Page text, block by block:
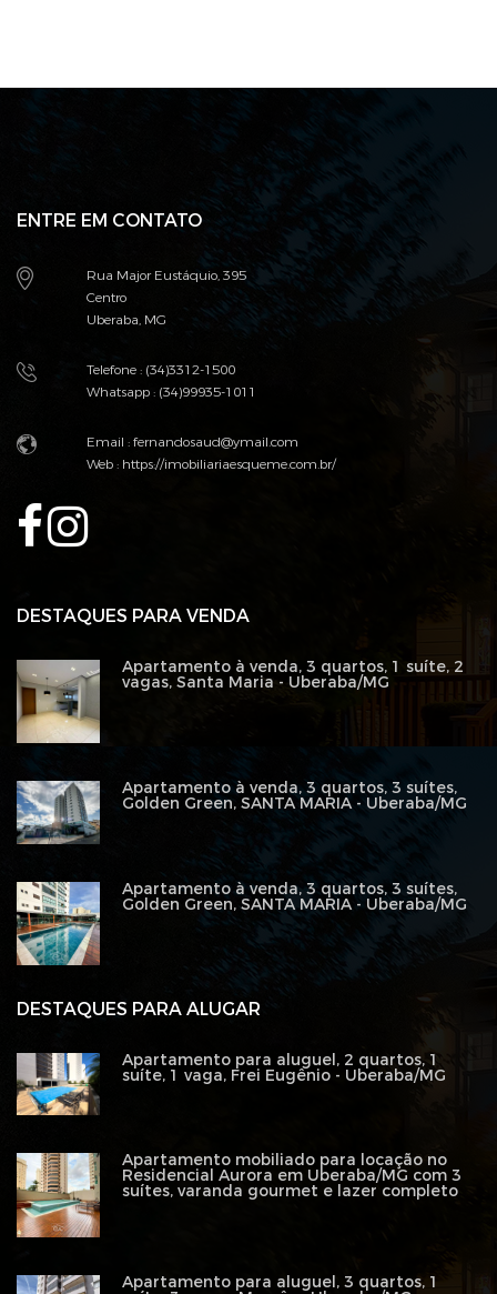
ENTRE EM CONTATO
Rua Major Eustáquio, 395
Centro
Uberaba, MG
Telefone : (34)3312-1500
Whatsapp : (34)99935-1011
Email : fernandosaud@ymail.com
Web :https://imobiliariaesqueme.com.br/
DESTAQUES PARA ALUGAR
Apartamento para aluguel, 2 quartos, 1
suíte, 1 vaga, Frei Eugênio - Uberaba/MG
Apartamento mobiliado para locação no
Residencial Aurora em Uberaba/MG com 3
suítes, varanda gourmet e lazer completo
Apartamento para aluguel, 3 quartos, 1
DESTAQUES PARA VENDA
Apartamento à venda, 3 quartos, 1 suíte, 2
vagas, Santa Maria - Uberaba/MG
Apartamento à venda, 3 quartos, 3 suítes,
Golden Green, SANTA MARIA - Uberaba/MG
Apartamento à venda, 3 quartos, 3 suítes,
Golden Green, SANTA MARIA - Uberaba/MG